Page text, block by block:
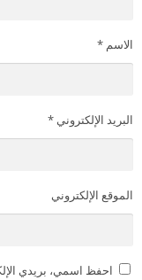
الاسم *
البريد الإلكتروني *
الموقع الإلكتروني
احفظ اسمي، بريدي